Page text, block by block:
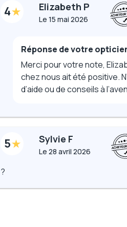
4 Elizabeth P
Le 15 mai 2026
Réponse de votre
Merci pour votre note,
chez nous ait été positive.
d’aide ou de conseils à
5 Sylvie F
Le 28 avril 2026
?